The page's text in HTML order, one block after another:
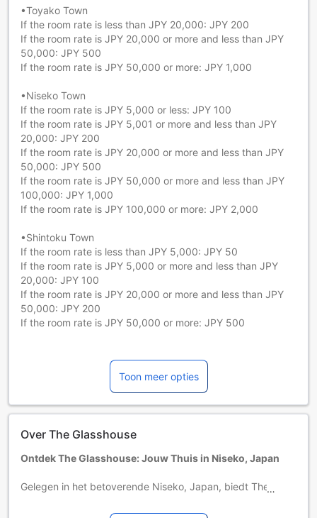
•Toyako Town
If the room rate is less than JPY 20,000: JPY 200
If the room rate is JPY 20,000 or more and less than JPY
50,000: JPY 500
If the room rate is JPY 50,000 or more: JPY 1,000
•Niseko Town
If the room rate is JPY 5,000 or less: JPY 100
If the room rate is JPY 5,001 or more and less than JPY
20,000: JPY 200
If the room rate is JPY 20,000 or more and less than JPY
50,000: JPY 500
If the room rate is JPY 50,000 or more and less than JPY
100,000: JPY 1,000
If the room rate is JPY 100,000 or more: JPY 2,000
•Shintoku Town
If the room rate is less than JPY 5,000: JPY 50
If the room rate is JPY 5,000 or more and less than JPY
20,000: JPY 100
If the room rate is JPY 20,000 or more and less than JPY
50,000: JPY 200
If the room rate is JPY 50,000 or more: JPY 500
If the room rate is JPY 8,000 or more and less than JPY
If the room rate is JPY 20,000 or more: JPY 500
If the room rate is less than JPY 20,000: JPY 100
50,000: JPY 200
Toon meer opties
Over The Glasshouse
Ontdek The Glasshouse: Jouw Thuis in Niseko, Japan
Gelegen in het betoverende Niseko, Japan, biedt The
reizigers die op zoek zijn naar avontuur en ontspanning. Dit